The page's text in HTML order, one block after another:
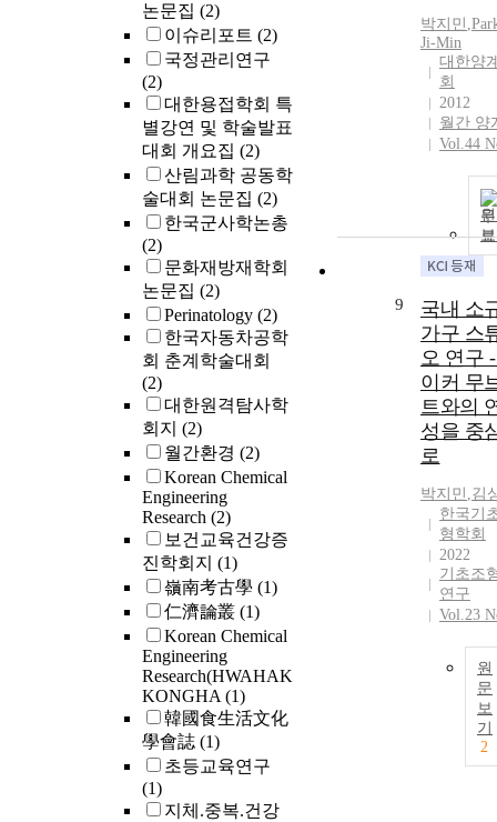
논문집 (2)
이슈리포트 (2)
국정관리연구
(2)
대한용접학회 특
별강연 및 학술발표
대회 개요집 (2)
산림과학 공동학
술대회 논문집 (2)
한국군사학논총
(2)
문화재방재학회
논문집 (2)
Perinatology (2)
한국자동차공학
회 춘계학술대회
(2)
대한원격탐사학
회지 (2)
월간환경 (2)
Korean Chemical
Engineering
Research (2)
보건교육건강증
진학회지 (1)
嶺南考古學 (1)
仁濟論叢 (1)
Korean Chemical
Engineering
Research(HWAHAK
KONGHA(1)
韓國食生活文化
學會誌 (1)
초등교육연구
(1)
지체.중복.건강
박지민 ,
Ji-Min
대한양
회
2012
월간 양
Vol.44
9
국내 소
가구 스
오 연구
이커 무
트와의
성을 중
로
박지민 ,김
한국기
형학회
2022
기초조
연구
Vol.23
원
문
보
기
2